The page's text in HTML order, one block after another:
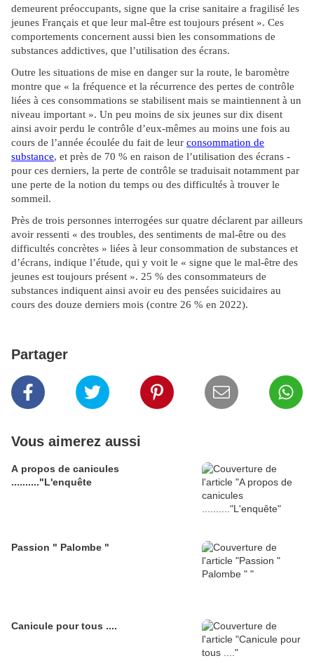
demeurent préoccupants, signe que la crise sanitaire a fragilisé les
jeunes Français et que leur mal-être est toujours présent ». Ces
comportements concernent aussi bien les consommations de
substances addictives, que l’utilisation des écrans.
Outre les situations de mise en danger sur la route, le baromètre
montre que « la fréquence et la récurrence des pertes de contrôle
liées à ces consommations se stabilisent mais se maintiennent à un
niveau important ». Un peu moins de six jeunes sur dix disent
ainsi avoir perdu le contrôle d’eux-mêmes au moins une fois au
cours de l’année écoulée du fait de leur consommation de
substance, et près de 70 % en raison de l’utilisation des écrans -
pour ces derniers, la perte de contrôle se traduisait notamment par
une perte de la notion du temps ou des difficultés à trouver le
sommeil.
Près de trois personnes interrogées sur quatre déclarent par ailleurs
avoir ressenti « des troubles, des sentiments de mal-être ou des
difficultés concrètes » liées à leur consommation de substances et
d’écrans, indique l’étude, qui y voit le « signe que le mal-être des
jeunes est toujours présent ». 25 % des consommateurs de
substances indiquent ainsi avoir eu des pensées suicidaires au
cours des douze derniers mois (contre 26 % en 2022).
Partager
Vous aimerez aussi
A propos de canicules
.........."L'enquête
Passion " Palombe "
Canicule pour tous ....